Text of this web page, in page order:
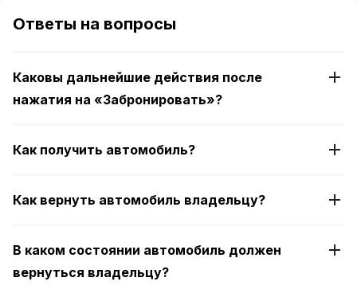
of
4
Ответы на вопросы
Каковы дальнейшие действия после
нажатия на «Забронировать»?
Как получить автомобиль?
Как вернуть автомобиль владельцу?
В каком состоянии автомобиль должен
вернуться владельцу?